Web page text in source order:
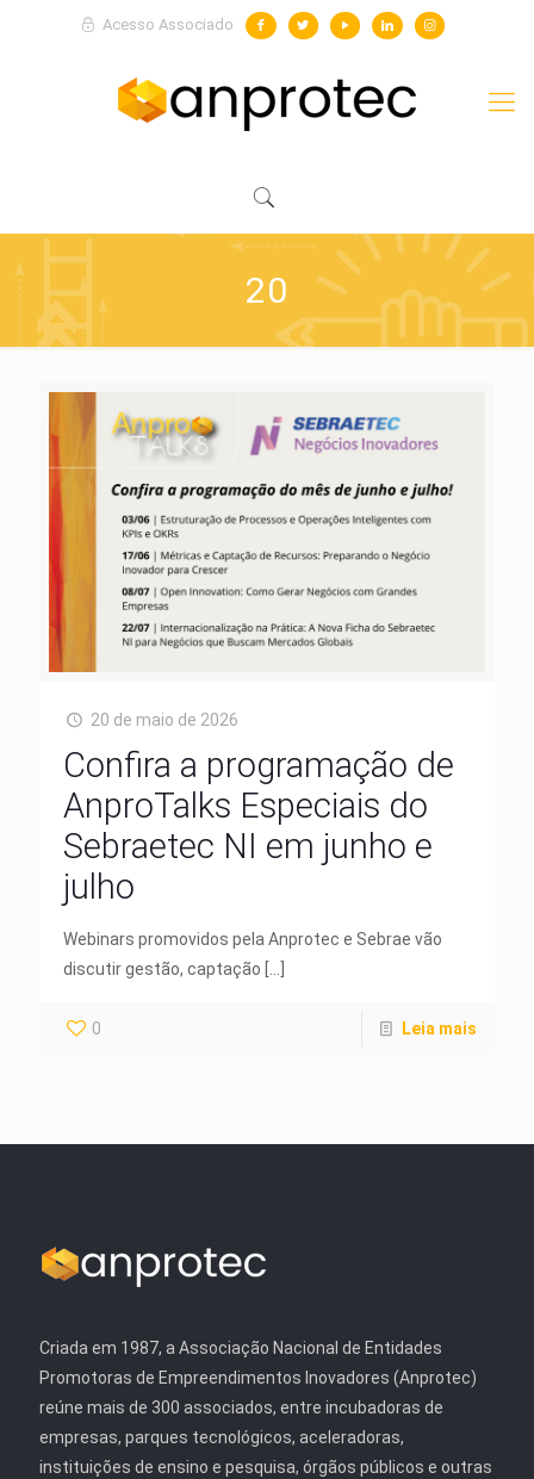
Acesso Associado
20
20 de maio de 2026
Confira a programação de
AnproTalks Especiais do
Sebraetec NI em junho e
julho
Webinars promovidos pela Anprotec e Sebrae vão
discutir gestão, captação
0 Leia mais
Criada em 1987, a Associação Nacional de Entidades
Promotoras de Empreendimentos Inovadores (Anprotec)
reúne mais de 300 associados, entre incubadoras de
empresas, parques tecnológicos, aceleradoras,
instituições de ensino e pesquisa, órgãos públicos e outras